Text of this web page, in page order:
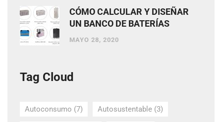
CÓMO CALCULAR Y DISEÑAR
UN BANCO DE BATERÍAS
MAYO 28, 2020
Tag Cloud
Autoconsumo (7) Autosustentable (3)